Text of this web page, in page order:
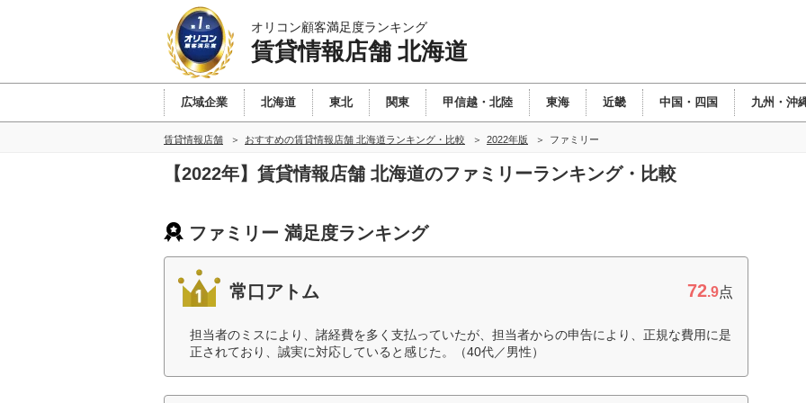
オリコン顧客満足度ランキング
賃貸情報店舗 北海道
広域企業 北海道 東北 関東 甲信越・北陸 東海 近畿 中国・四国 九州・沖
賃貸情報店舗 おすすめの賃貸情報店舗 北海道ランキング・比較 2022年版 ファミリー
【2022年】賃貸情報店舗 北海道のファミリーランキング・比較
ファミリー 満足度ランキング
常口アトム 72.9点
担当者のミスにより、諸経費を多く支払っていたが、担当者からの申告により、正規な費用に是
正されており、誠実に対応していると感じた。（40代／男性）